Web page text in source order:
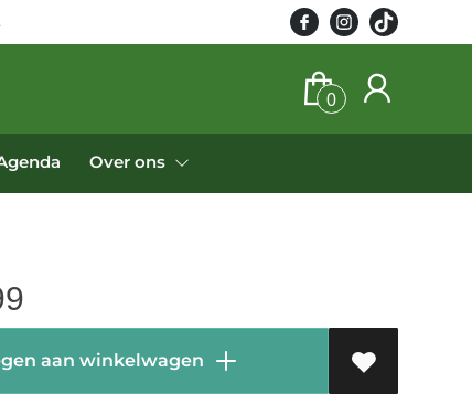
0
Over ons
aan winkelwagen